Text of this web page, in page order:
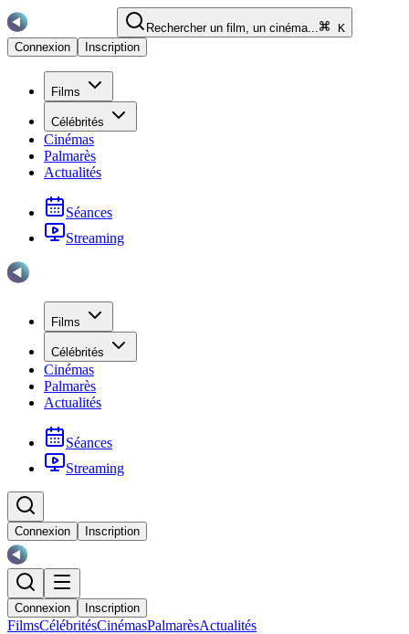
Rechercher un film, un cinéma...
K
Connexion
Inscription
Films
Célébrités
Cinémas
Palmarès
Actualités
Séances
Streaming
Films
Célébrités
Cinémas
Palmarès
Actualités
Séances
Streaming
Connexion Inscription
Connexion Inscription
FilmsCélébritésCinémasPalmarèsActualités